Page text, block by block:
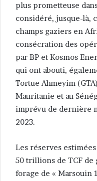
plus prometteuse
considéré, jusque-là,
champs gaziers en
consécration des
par BP et Kosmos
qui ont abouti,
Tortue Ahmeyim
Mauritanie et au
imprévu de dernière
2023.
Les réserves
50 trillions de TCF de
forage de « Marsouin